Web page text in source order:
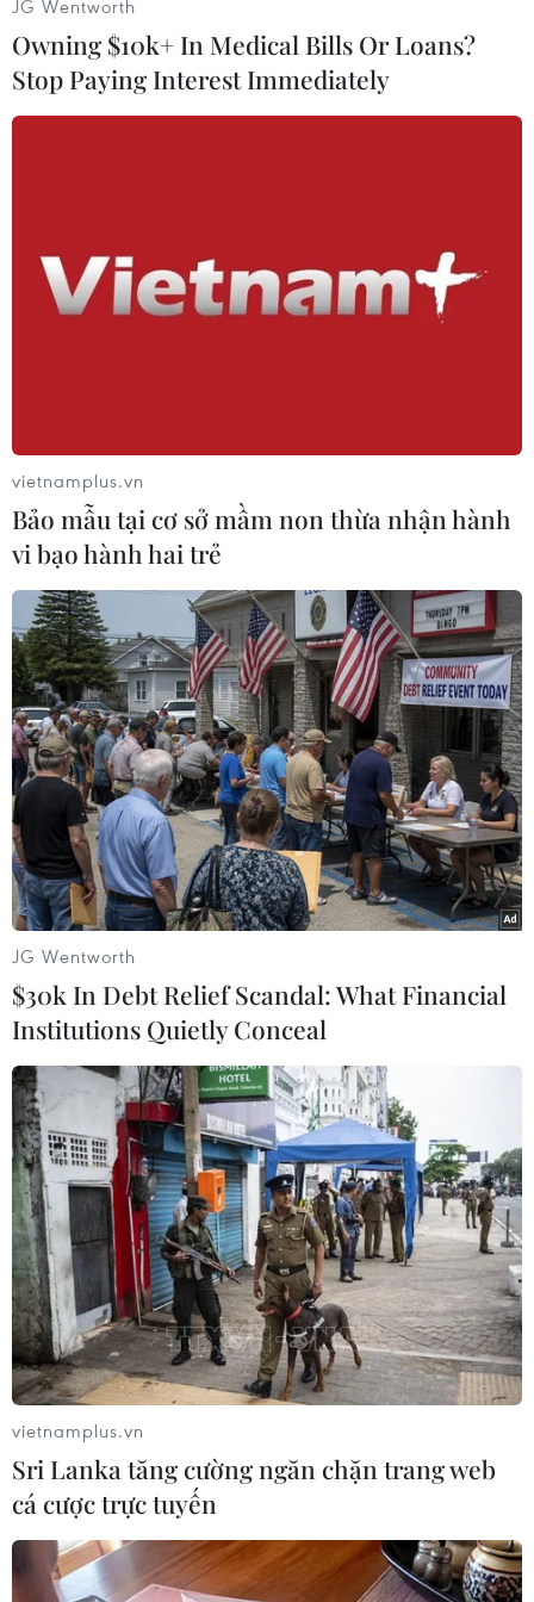
Sáu đó, người phụ nữ trên đã phải chỉ định luật
sư Lucia Esposito làmngười thực hiện nguyện
vọng của mình./.
#Italy #Cún yêu #Tài khoản
#Vật nuôi
Italy
Theo dõi VietnamPlus
TIN CÙNG CHUYÊN MỤC
Buổi hòa nhạc kéo dài 639 năm vừa
mới hoàn thành 4% hành trình
06/08/2026 11:54
Thái Lan phát hiện hóa thạch khủng
long ăn thịt hơn 130 triệu năm tuổi
05/08/2026 00:00
Australia lập kỷ lục Guinness với thỏi
vàng lớn nhất thế giới
01/08/2026 09:55
Sản phụ ở Australia sinh 4 bé gái
cùng trứng theo cách hoàn toàn tự
nhiên
JG Wentworth
Owning $10k+ In Medical Bills Or Loans?
Stop Paying Interest Immediately
vietnamplus.vn
Bảo mẫu tại cơ sở mầm non thừa nhận hành
vi bạo hành hai trẻ
JG Wentworth
$30k In Debt Relief Scandal: What Financial
Institutions Quietly Conceal
vietnamplus.vn
Sri Lanka tăng cường ngăn chặn trang web
cá cược trực tuyến